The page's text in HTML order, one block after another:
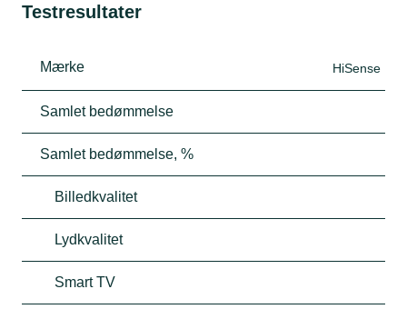
Testresultater
Mærke HiSense
Samlet bedømmelse
Samlet bedømmelse, %
Billedkvalitet
Lydkvalitet
Smart TV